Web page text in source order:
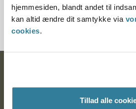
hjemmesiden, blandt andet til
kan altid ændre dit samtykke via
cookies.
Tillad alle
200702-97